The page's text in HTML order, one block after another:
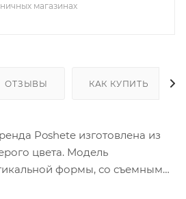
магазинах
ОТЗЫВЫ КАК КУПИТЬ
Poshete изготовлена из
цвета. Модель
формы, со съемным